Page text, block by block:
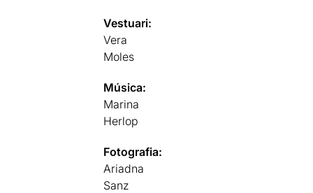
Vestuari:
Vera
Moles
Música:
Marina
Herlop
Fotografia:
Ariadna
Sanz